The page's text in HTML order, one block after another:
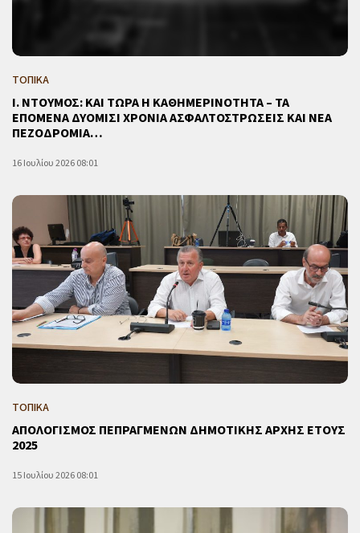
ΤΟΠΙΚΑ
Ι. ΝΤΟΥΜΟΣ: ΚΑΙ ΤΩΡΑ Η ΚΑΘΗΜΕΡΙΝΟΤΗΤΑ – ΤΑ
ΕΠΟΜΕΝΑ ΔΥΟΜΙΣΙ ΧΡΟΝΙΑ ΑΣΦΑΛΤΟΣΤΡΩΣΕΙΣ ΚΑΙ ΝΕΑ
ΠΕΖΟΔΡΟΜΙΑ…
16 Ιουλίου 2026 08:01
ΤΟΠΙΚΑ
ΑΠΟΛΟΓΙΣΜΟΣ ΠΕΠΡΑΓΜΕΝΩΝ ΔΗΜΟΤΙΚΗΣ ΑΡΧΗΣ ΕΤΟΥΣ
2025
15 Ιουλίου 2026 08:01